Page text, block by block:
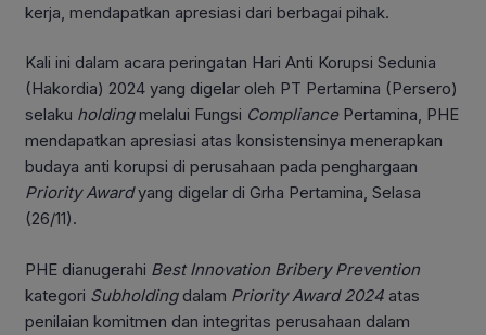
kerja, mendapatkan apresiasi dari berbagai pihak.
Kali ini dalam acara peringatan Hari Anti Korupsi Sedunia
(Hakordia) 2024 yang digelar oleh PT Pertamina (Persero)
selaku holdingmelalui Fungsi CompliancePertamina, PHE
mendapatkan apresiasi atas konsistensinya menerapkan
budaya anti korupsi di perusahaan pada penghargaan
Priority Awardyang digelar di Grha Pertamina, Selasa
(26/11).
PHE dianugerahi Best Innovation Bribery Prevention
kategori Subholdingdalam Priority Award 2024 atas
penilaian komitmen dan integritas perusahaan dalam